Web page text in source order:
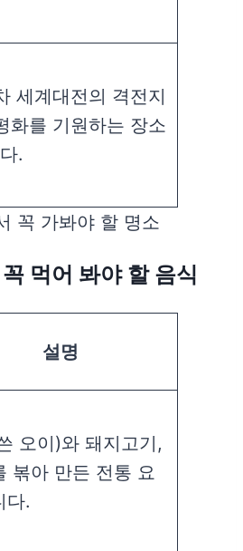
세계대전의 격전지
화를 기원하는 장소
.
꼭 가봐야 할 명소
먹어 봐야 할 음식
설명
오이)와 돼지고기,
볶아 만든 전통 요
다.